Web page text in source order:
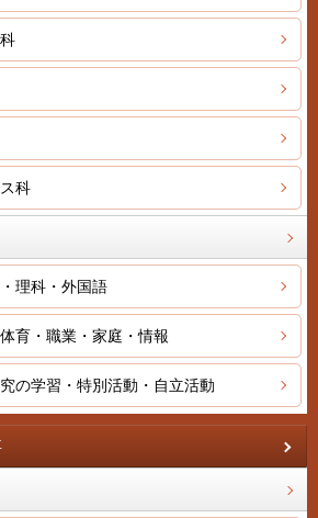
科
理科・外国語
育・職業・家庭・情報
の学習・特別活動・自立活動